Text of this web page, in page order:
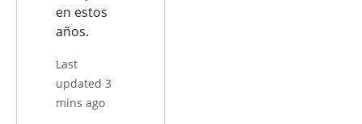
en estos
años.
Last
updated 3
mins ago